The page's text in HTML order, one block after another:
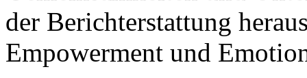
der Berichterstattung
Empowerment und